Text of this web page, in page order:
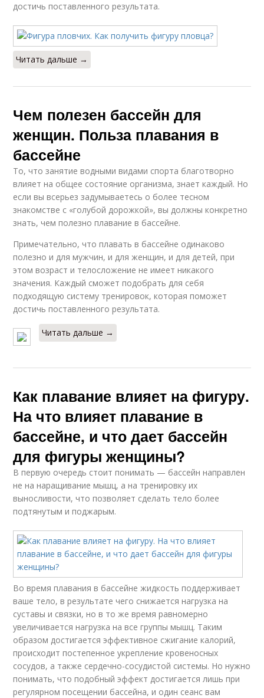
достичь поставленного результата.
Читать дальше →
Чем полезен бассейн для
женщин. Польза плавания в
бассейне
То, что занятие водными видами спорта благотворно
влияет на общее состояние организма, знает каждый. Но
если вы всерьез задумываетесь о более тесном
знакомстве с «голубой дорожкой», вы должны конкретно
знать, чем полезно плавание в бассейне.
Примечательно, что плавать в бассейне одинаково
полезно и для мужчин, и для женщин, и для детей, при
этом возраст и телосложение не имеет никакого
значения. Каждый сможет подобрать для себя
подходящую систему тренировок, которая поможет
достичь поставленного результата.
Читать дальше →
Как плавание влияет на фигуру.
На что влияет плавание в
бассейне, и что дает бассейн
для фигуры женщины?
В первую очередь стоит понимать — бассейн направлен
не на наращивание мышц, а на тренировку их
выносливости, что позволяет сделать тело более
подтянутым и поджарым.
Во время плавания в бассейне жидкость поддерживает
ваше тело, в результате чего снижается нагрузка на
суставы и связки, но в то же время равномерно
увеличивается нагрузка на все группы мышц. Таким
образом достигается эффективное сжигание калорий,
происходит постепенное укрепление кровеносных
сосудов, а также сердечно-сосудистой системы. Но нужно
понимать, что подобный эффект достигается лишь при
регулярном посещении бассейна, и один сеанс вам